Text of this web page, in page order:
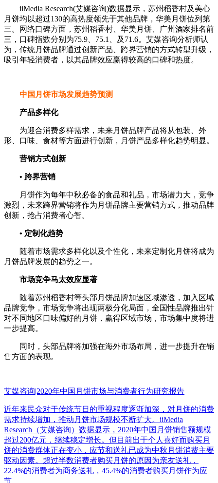
iiMedia Research(艾媒咨询)数据显示，苏州稻香村及美心
月饼均以超过130的高热度领先于其他品牌，华美月饼位列第
三。网络口碑方面，苏州稻香村、华美月饼、广州酒家排名前
三，口碑指数分别为75.9、75.1、及71.6。艾媒咨询分析师认
为，传统月饼品牌通过创新产品、跨界营销的方式转型升级，
吸引年轻消费者，以其品牌效应赢得较高的口碑和热度。
中国月饼市场发展趋势预测
产品多样化
为迎合消费多样需求，未来月饼品牌产品将从包装、外
形、口味、食材等方面进行创新，月饼产品多样化趋势明显。
营销方式创新
• 跨界营销
月饼作为每年中秋必备的食品和礼品，市场潜力大，竞争
激烈，未来跨界营销将作为月饼品牌主要营销方式，推动品牌
创新，抢占消费者心智。
• 定制化趋势
随着市场需求多样化以及个性化，未来定制化月饼将成为
月饼品牌发展的趋势之一。
市场竞争马太效应显著
随着苏州稻香村等头部月饼品牌加速区域渗透，加入区域
品牌竞争，市场竞争将出现两极分化局面，全国性品牌推出针
对不同地区口味偏好的月饼，赢得区域市场，市场集中度将进
一步提高。
同时，头部品牌将加强在海外市场布局，进一步提升在销
售方面的表现。
艾媒咨询|2020年中国月饼市场与消费者行为研究报告
近年来民众对于传统节日的重视程度逐渐加深，对月饼的消费
需求持续增加，推动月饼市场规模不断扩大。iiMedia
Research（艾媒咨询）数据显示，2020年中国月饼销售额规模
超过200亿元，继续稳定增长。但目前出于个人喜好而购买月
饼的消费群体正在变小，应节和送礼已成为中秋月饼消费主要
驱动因素。超过半数消费者购买月饼的原因为亲友送礼，
22.4%的消费者为商务送礼，45.4%的消费者购买月饼作为应
节